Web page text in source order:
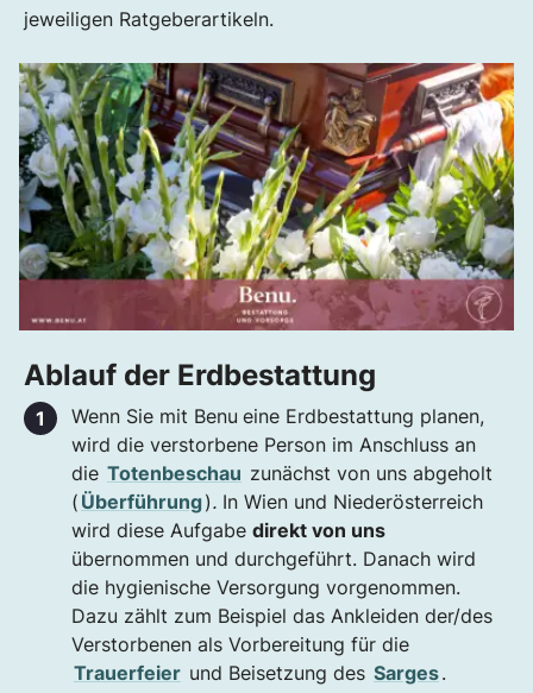
jeweiligen Ratgeberartikeln.
Ablauf der Erdbestattung
Wenn Sie mit Benu eine Erdbestattung planen,
wird die verstorbene Person im Anschluss an
die Totenbeschau zunächst von uns abgeholt
( Überführung). In Wien und Niederösterreich
wird diese Aufgabe direkt von uns
übernommen und durchgeführt. Danach wird
die hygienische Versorgung vorgenommen.
Dazu zählt zum Beispiel das Ankleiden der/des
Verstorbenen als Vorbereitung für die
Trauerfeier und Beisetzung des Sarges.